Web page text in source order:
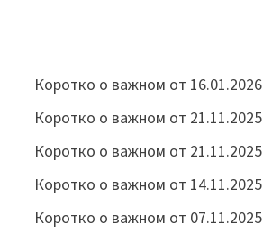
Коротко о важном от 16.01.2026
Коротко о важном от 21.11.2025
Коротко о важном от 21.11.2025
Коротко о важном от 14.11.2025
Коротко о важном от 07.11.2025